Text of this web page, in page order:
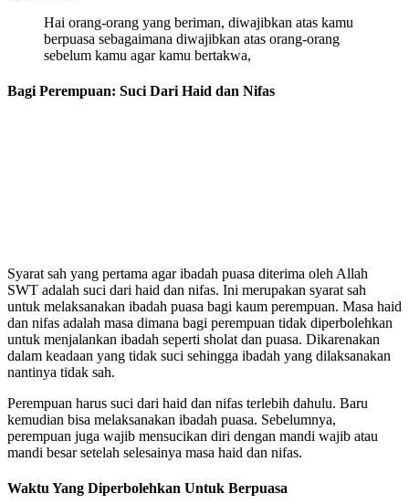
Hai orang-orang yang beriman, diwajibkan atas kamu
berpuasa sebagaimana diwajibkan atas orang-orang
sebelum kamu agar kamu bertakwa,
Bagi Perempuan: Suci Dari Haid dan Nifas
Syarat sah yang pertama agar ibadah puasa diterima oleh Allah
SWT adalah suci dari haid dan nifas. Ini merupakan syarat sah
untuk melaksanakan ibadah puasa bagi kaum perempuan. Masa haid
dan nifas adalah masa dimana bagi perempuan tidak diperbolehkan
untuk menjalankan ibadah seperti sholat dan puasa. Dikarenakan
dalam keadaan yang tidak suci sehingga ibadah yang dilaksanakan
nantinya tidak sah.
Perempuan harus suci dari haid dan nifas terlebih dahulu. Baru
kemudian bisa melaksanakan ibadah puasa. Sebelumnya,
perempuan juga wajib mensucikan diri dengan mandi wajib atau
mandi besar setelah selesainya masa haid dan nifas.
Waktu Yang Diperbolehkan Untuk Berpuasa